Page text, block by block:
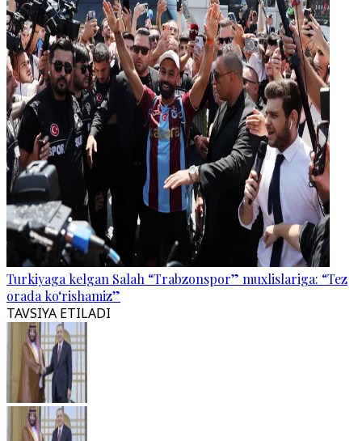
Turkiyaga kelgan Salah “Trabzonspor” muxlislariga: “Tez
orada ko‘rishamiz”
TAVSIYA ETILADI